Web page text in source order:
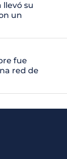
llevó su
un
fue
red de